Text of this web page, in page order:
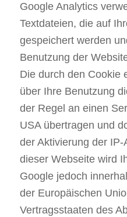
Google Analytics
Textdateien, die auf
gespeichert werden
Benutzung der
Die durch den Cookie
über Ihre Benutzung
der Regel an einen
USA übertragen und
der Aktivierung der
dieser Webseite wird
Google jedoch
der Europäischen
Vertragsstaaten des